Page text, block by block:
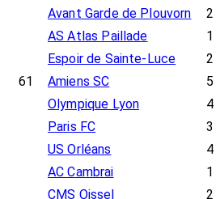
Avant Garde de Plouvorn
2
AS Atlas Paillade
1
Espoir de Sainte-Luce
2
61
Amiens SC 5
Olympique Lyon
4
Paris FC
3
US Orléans
4
AC Cambrai
1
CMS Oissel
2